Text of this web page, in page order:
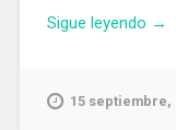
Sigue leyendo «Hoy
→
15 septiembre,